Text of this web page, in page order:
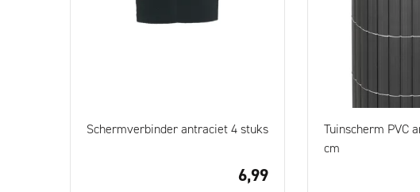
Schermverbinder antraciet 4 stuks
6,99
Tuinscherm PVC
cm